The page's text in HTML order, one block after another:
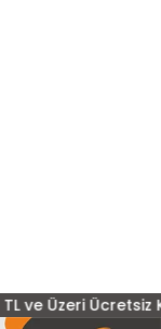
Kargo 15:00'a